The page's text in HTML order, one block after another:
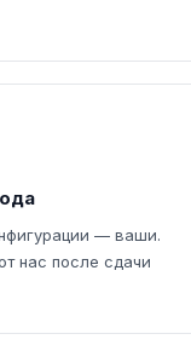
— ваши.
нас после сдачи